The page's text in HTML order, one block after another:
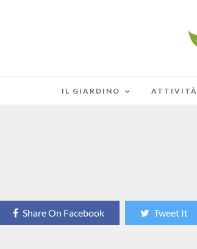
IL GIARDINO ATTIVITÀ
Share On Facebook Tweet It